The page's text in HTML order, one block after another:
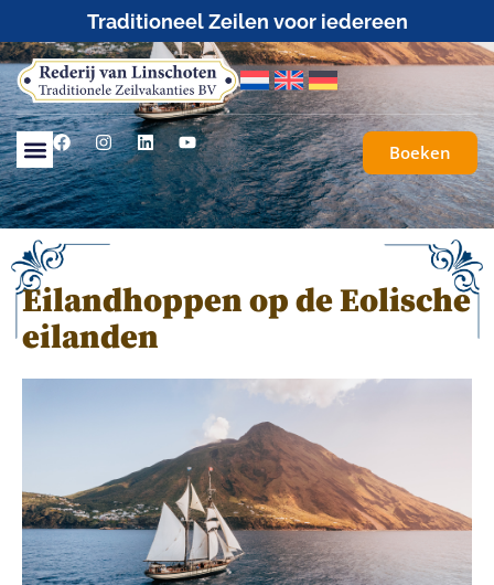
Traditioneel Zeilen voor iedereen
Boeken
Eilandhoppen op de Eolische
eilanden